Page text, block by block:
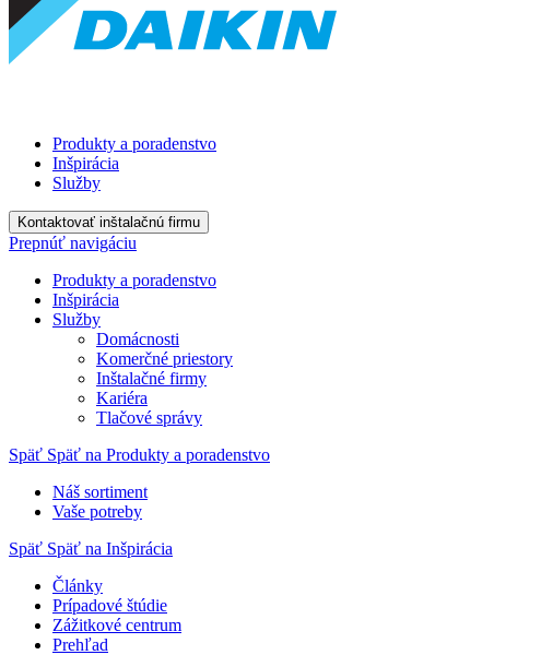
Produkty a poradenstvo
Inšpirácia
Služby
Kontaktovať inštalačnú firmu
Prepnúť navigáciu
Produkty a poradenstvo
Inšpirácia
Služby
Domácnosti
Komerčné priestory
Inštalačné firmy
Kariéra
Tlačové správy
Späť Späť na Produkty a poradenstvo
Náš sortiment
Vaše potreby
Späť Späť na Inšpirácia
Články
Prípadové štúdie
Zážitkové centrum
Prehľad